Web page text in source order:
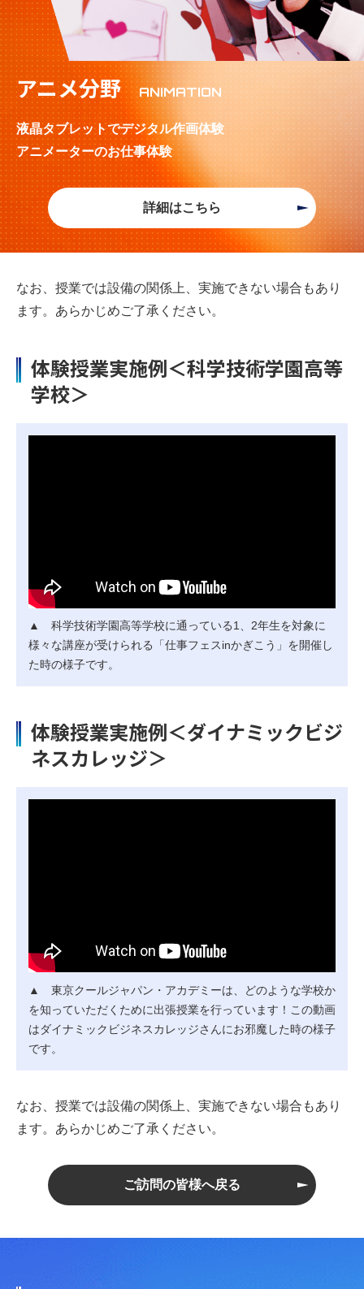
アニメ分野 ANIMATION
液晶タブレットでデジタル作画体験
アニメーターのお仕事体験
詳細はこちら
なお、授業では設備の関係上、実施できない場合もあり
ます。あらかじめご了承ください。
体験授業実施例＜科学技術学園高等
学校＞
▲ 科学技術学園高等学校に通っている1、2年生を対象に
様々な講座が受けられる「仕事フェスinかぎこう」を開催し
た時の様子です。
体験授業実施例＜ダイナミックビジ
ネスカレッジ＞
▲ 東京クールジャパン・アカデミーは、どのような学校か
を知っていただくために出張授業を行っています！この動画
はダイナミックビジネスカレッジさんにお邪魔した時の様子
です。
なお、授業では設備の関係上、実施できない場合もあり
ます。あらかじめご了承ください。
ご訪問の皆様へ戻る